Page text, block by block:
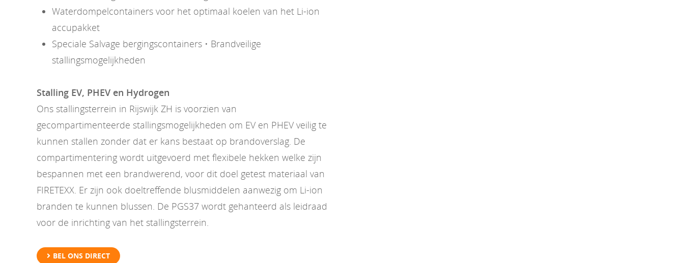
Waterdompelcontainers voor het optimaal koelen van het Li-ion
accupakket
Speciale Salvage bergingscontainers • Brandveilige
stallingsmogelijkheden
Stalling EV, PHEV en Hydrogen
Ons stallingsterrein in Rijswijk ZH is voorzien van
gecompartimenteerde stallingsmogelijkheden om EV en PHEV veilig te
kunnen stallen zonder dat er kans bestaat op brandoverslag. De
compartimentering wordt uitgevoerd met flexibele hekken welke zijn
bespannen met een brandwerend, voor dit doel getest materiaal van
FIRETEXX. Er zijn ook doeltreffende blusmiddelen aanwezig om Li-ion
branden te kunnen blussen. De PGS37 wordt gehanteerd als leidraad
voor de inrichting van het stallingsterrein.
BEL ONS DIRECT